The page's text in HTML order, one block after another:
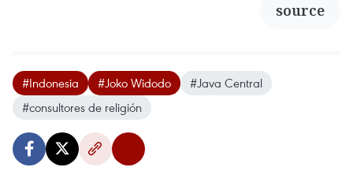
source
#Indonesia #Joko Widodo
#Java Central
#consultores de religión